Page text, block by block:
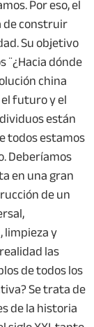
de construir
Su objetivo
dónde
china
futuro y el
están
todos estamos
Deberíamos
en una gran
de un
y
las
de todos los
Se trata de
de la historia